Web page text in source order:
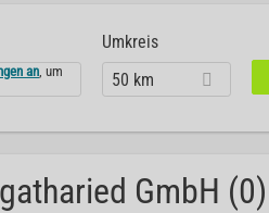
an, um
Umkreis
50 km
GmbH (0)